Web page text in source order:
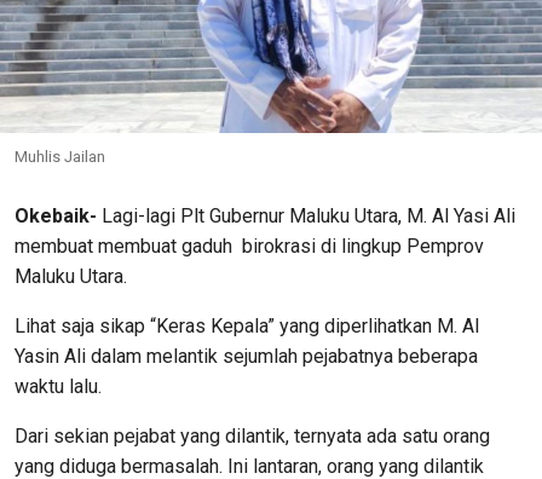
Muhlis Jailan
Okebaik- Lagi-lagi Plt Gubernur Maluku Utara, M. Al Yasi Ali
membuat membuat gaduh birokrasi di lingkup Pemprov
Maluku Utara.
Lihat saja sikap “Keras Kepala” yang diperlihatkan M. Al
Yasin Ali dalam melantik sejumlah pejabatnya beberapa
waktu lalu.
Dari sekian pejabat yang dilantik, ternyata ada satu orang
yang diduga bermasalah. Ini lantaran, orang yang dilantik